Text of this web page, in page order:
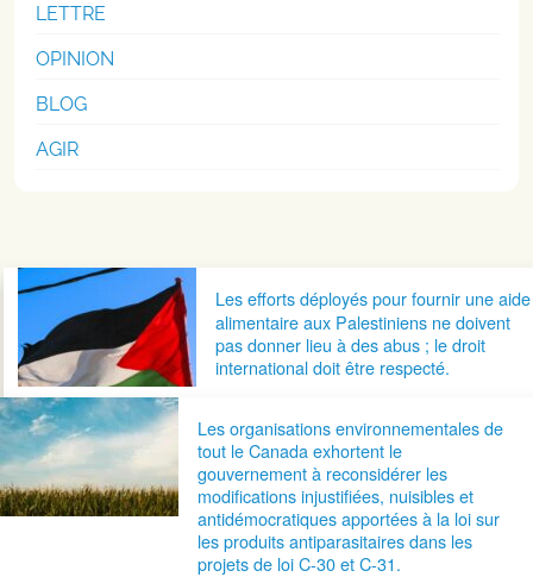
LETTRE
OPINION
BLOG
AGIR
Navigation postaleLes efforts déployés pour fournir une aide
alimentaire aux Palestiniens ne doivent
pas donner lieu à des abus ; le droit
international doit être respecté.
Les organisations environnementales de
tout le Canada exhortent le
gouvernement à reconsidérer les
modifications injustifiées, nuisibles et
antidémocratiques apportées à la loi sur
les produits antiparasitaires dans les
projets de loi C-30 et C-31.